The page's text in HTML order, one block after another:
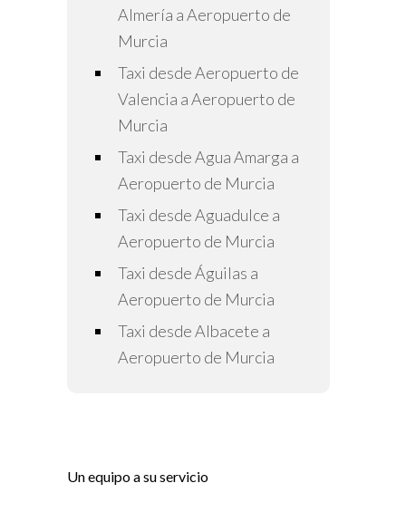
Almería a Aeropuerto de
Murcia
Taxi desde Aeropuerto de
Valencia a Aeropuerto de
Murcia
Taxi desde Agua Amarga a
Aeropuerto de Murcia
Taxi desde Aguadulce a
Aeropuerto de Murcia
Taxi desde Águilas a
Aeropuerto de Murcia
Taxi desde Albacete a
Aeropuerto de Murcia
Un equipo a su servicio